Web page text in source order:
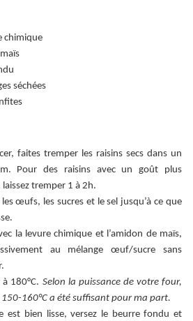
chimique
séchées
faites tremper les raisins secs dans un
Pour des raisins avec un goût plus
tremper 1 à 2h.
œufs, les sucres et le sel jusqu’à ce que
la levure chimique et l’amidon de maïs,
au mélange œuf/sucre sans
180°C. Selon la puissance de votre four,
160°C a été suffisant pour ma part.
est bien lisse, versez le beurre fondu et